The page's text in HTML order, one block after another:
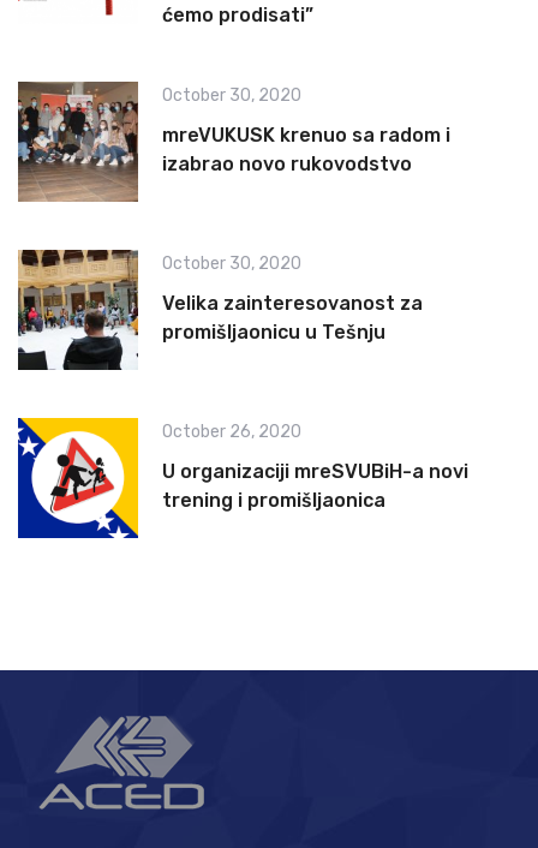
ćemo prodisati”
October 30, 2020
mreVUKUSK krenuo sa radom i
izabrao novo rukovodstvo
October 30, 2020
Velika zainteresovanost za
promišljaonicu u Tešnju
October 26, 2020
U organizaciji mreSVUBiH-a novi
trening i promišljaonica